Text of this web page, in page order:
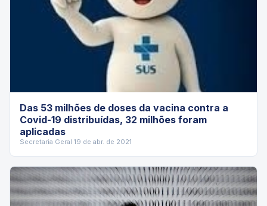
Das 53 milhões de doses da vacina contra a
Covid-19 distribuídas, 32 milhões foram
aplicadas
Secretaria Geral·19 de abr. de 2021